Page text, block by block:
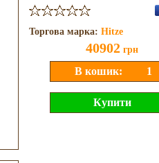
Торгова марка: Hitze
40902 грн